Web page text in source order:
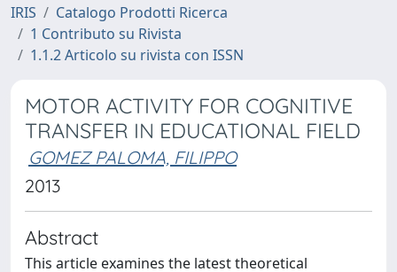
IRIS
Catalogo Prodotti Ricerca
1 Contributo su Rivista
1.1.2 Articolo su rivista con ISSN
MOTOR ACTIVITY FOR COGNITIVE
TRANSFER IN EDUCATIONAL FIELD
GOMEZ PALOMA, FILIPPO
2013
Abstract
This article examines the latest theoretical